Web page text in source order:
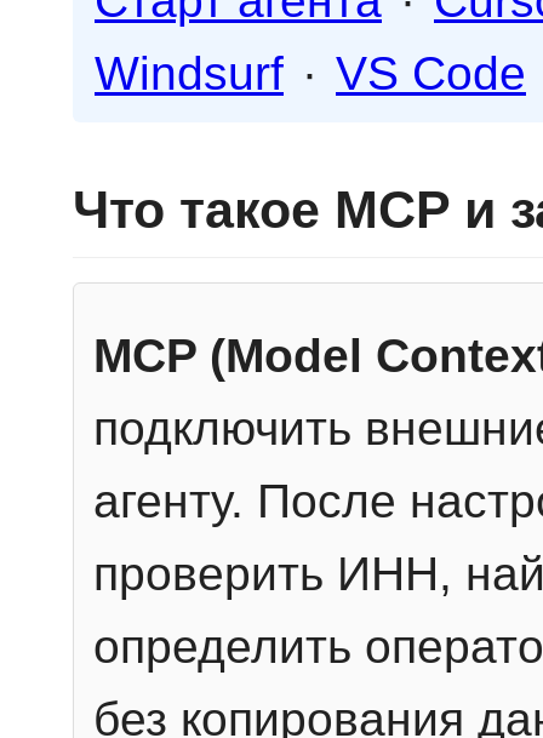
Windsurf · VS Code
Что такое MCP и
MCP (Model
подключить
агенту. После
проверить ИНН,
определить
без копирования